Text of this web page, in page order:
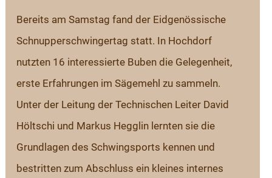
Bereits am Samstag fand der Eidgenössische
Schnupperschwingertag statt. In Hochdorf
nutzten 16 interessierte Buben die Gelegenheit,
erste Erfahrungen im Sägemehl zu sammeln.
Unter der Leitung der Technischen Leiter David
Höltschi und Markus Hegglin lernten sie die
Grundlagen des Schwingsports kennen und
bestritten zum Abschluss ein kleines internes